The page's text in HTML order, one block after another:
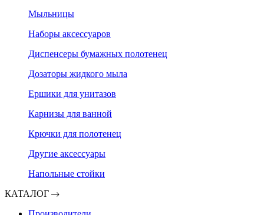
Мыльницы
Наборы аксессуаров
Диспенсеры бумажных полотенец
Дозаторы жидкого мыла
Ершики для унитазов
Карнизы для ванной
Крючки для полотенец
Другие аксессуары
Напольные стойки
КАТАЛОГ